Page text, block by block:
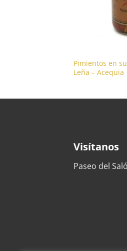
Pimientos en
Leña – Acequia
Visítanos
Paseo del